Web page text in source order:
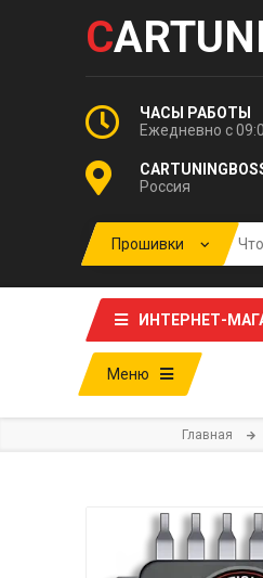
C
ЧАСЫ РАБОТЫ
Ежедневно с
Россия
ИНТЕРНЕТ-
Меню
Главная